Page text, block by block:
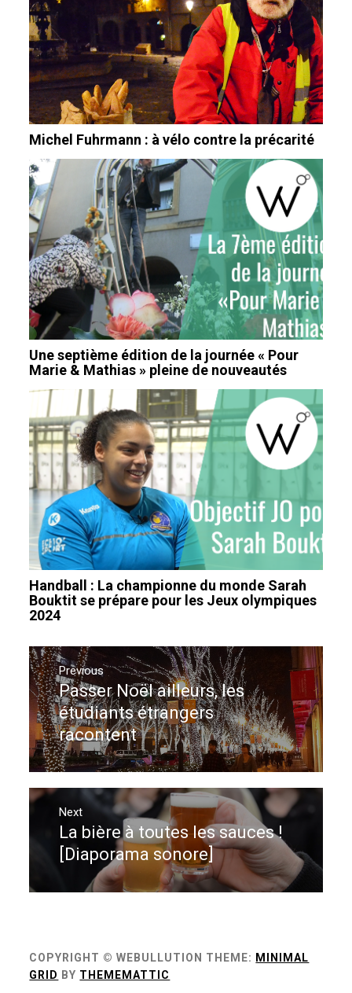
Michel Fuhrmann : à vélo contre la précarité
Une septième édition de la journée « Pour
Marie & Mathias » pleine de nouveautés
Handball : La championne du monde Sarah
Bouktit se prépare pour les Jeux olympiques
2024
Navigation
de
l’article
Previous
Previous
post:
Passer Noël ailleurs, les
étudiants étrangers
racontent
Next
Next
post:
La bière à toutes les sauces !
[Diaporama sonore]
COPYRIGHT © WEBULLUTION THEME: MINIMAL
GRID BY THEMEMATTIC